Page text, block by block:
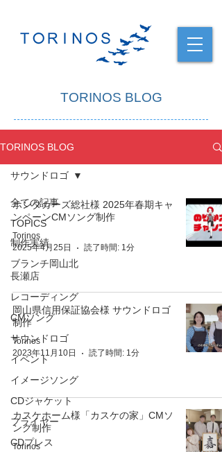
TORINOS BLOG
TORINOS BLOG
全ての記事
TOPICS
制作実績
ブランチ岡山北
長瀬店
レコーディング
CMソング
サウンドロゴ
イベント
イメージソング
CDジャケット
フライヤー
CDプレス
サウンドロゴ
ホンダカーズ総社様 2025年春期キャ
ンペーンCMソング制作
Torinos
2025年4月25日
読了時間: 1分
岡山県信用保証協会様 サウンドロゴ
制作
Torinos
2023年11月10日
読了時間: 1分
カスケホーム様「カスケの家」CMソ
ング制作
Torinos